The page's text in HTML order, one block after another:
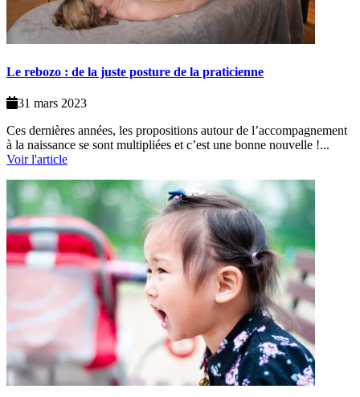
Le rebozo : de la juste posture de la praticienne
31 mars 2023
Ces dernières années, les propositions autour de l’accompagnement
à la naissance se sont multipliées et c’est une bonne nouvelle !...
Voir l'article